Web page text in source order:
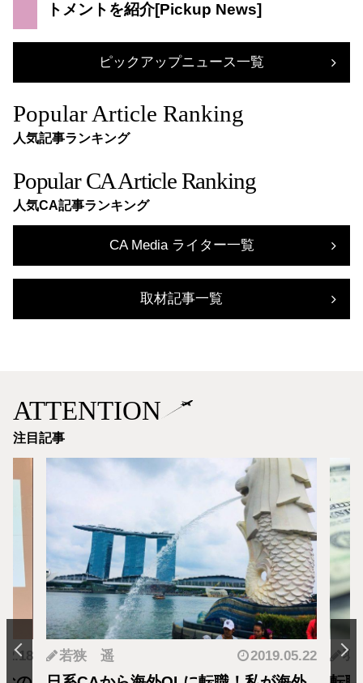
トメントを紹介
ピックアップニュース一覧
Popular Article Ranking
人気記事ランキング
Popular CA Article Ranking
人気CA記事ランキング
CA Media ライター一覧
取材記事一覧
ATTENTION
注目記事
若狭 遥 2019.05.22 羽